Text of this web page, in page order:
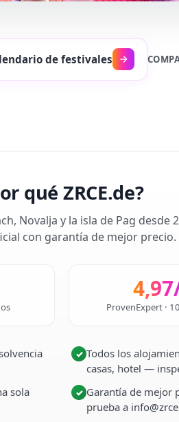
de festivales
qué ZRCE.de?
Novalja y la isla de Pag
con garantía de mejor precio.
ProvenExpert ·
✓ Todos los
casas, hotel —
sola
✓ Garantía de mejor
prueba a